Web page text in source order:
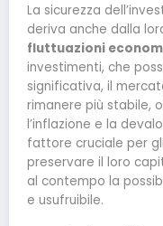
La sicurezza
deriva anche dalla
fluttuazioni
investimenti, che
significativa, il
rimanere più stabile,
l’inflazione e la
fattore cruciale per
preservare il loro
al contempo la
e usufruibile.